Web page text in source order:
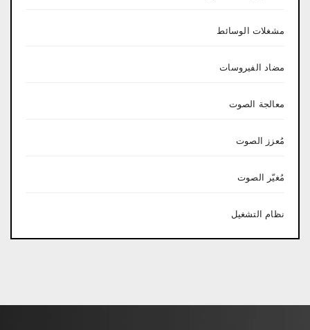
مشغلات الوسائط
مضاد الفيروسات
معالجة الصوت
مُعزز الصوت
مُغيّر الصوت
نظام التشغيل